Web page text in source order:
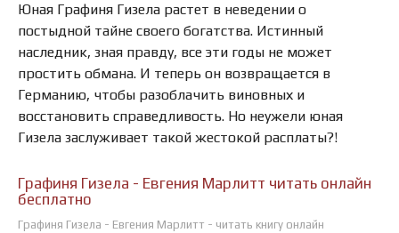
Юная Графиня Гизела растет в неведении о
постыдной тайне своего богатства. Истинный
наследник, зная правду, все эти годы не может
простить обмана. И теперь он возвращается в
Германию, чтобы разоблачить виновных и
восстановить справедливость. Но неужели юная
Гизела заслуживает такой жестокой расплаты?!
Графиня Гизела - Евгения Марлитт читать онлайн
бесплатно
Графиня Гизела - Евгения Марлитт - читать книгу онлайн